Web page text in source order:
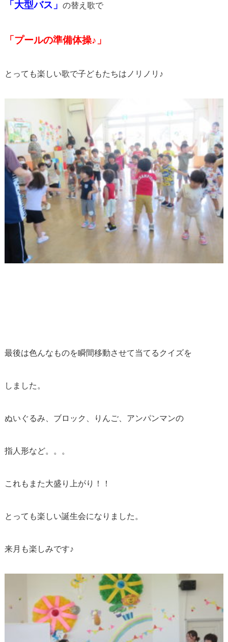
「大型バス」 の替え歌で
「プールの準備体操♪」
とっても楽しい歌で子どもたちはノリノリ♪
最後は色んなものを瞬間移動させて当てるクイズを
しました。
ぬいぐるみ、ブロック、りんご、アンパンマンの
指人形など。。。
これもまた大盛り上がり！！
とっても楽しい誕生会になりました。
来月も楽しみです♪